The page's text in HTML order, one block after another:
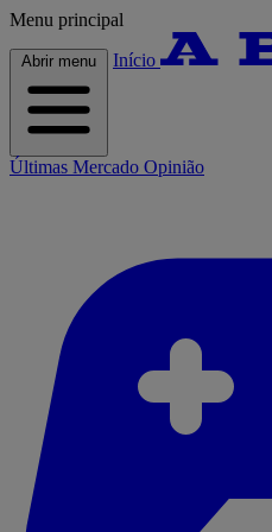
Menu principal
Abrir menu Início
Últimas Mercado Opinião